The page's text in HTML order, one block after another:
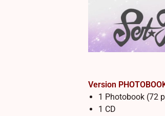
Version
1 Photobook (72
1 CD